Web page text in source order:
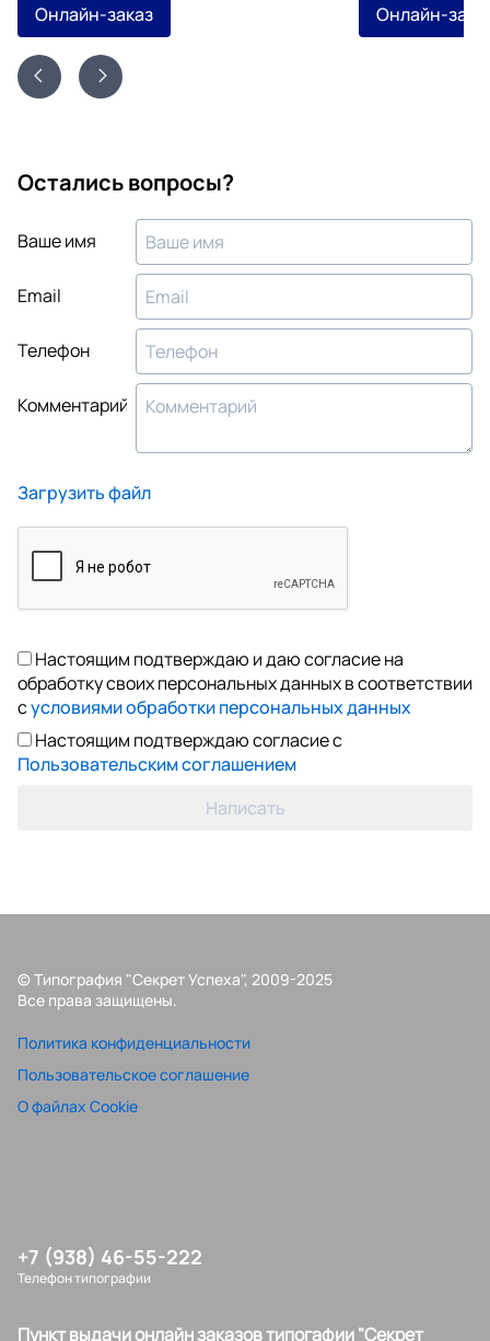
Онлайн-заказ Онлайн-
Остались вопросы?
Ваше имя
Email
Телефон
Комментарий
Загрузить файл
Настоящим подтверждаю и даю согласие на
обработку своих персональных данных в соответствии
сусловиями обработки персональных данных
Настоящим подтверждаю согласие с
Пользовательским соглашением
Написать
© Типография "Секрет Успеха", 2009-2025
Все права защищены.
Политика конфиденциальности
Пользовательское соглашение
О файлах Cookie
+7 (938) 46-55-222
Телефон типографии
Пункт выдачи онлайн заказов типогафии "Секрет